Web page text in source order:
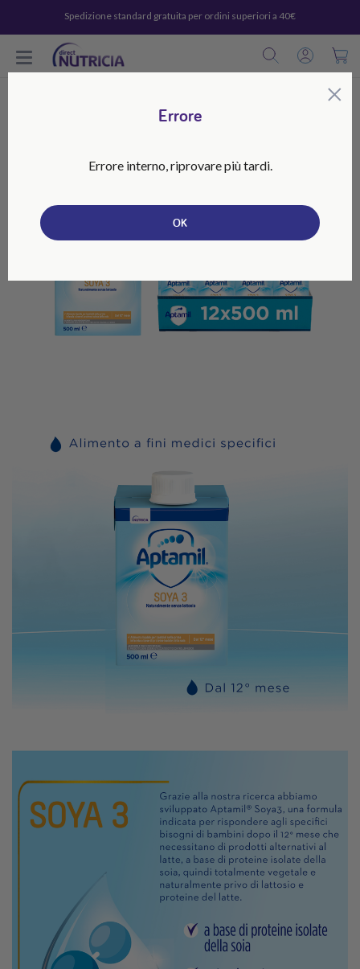
×
Errore
Errore interno, riprovare più tardi.
OK
Spedizione standard gratuita per ordini superiori a 40€